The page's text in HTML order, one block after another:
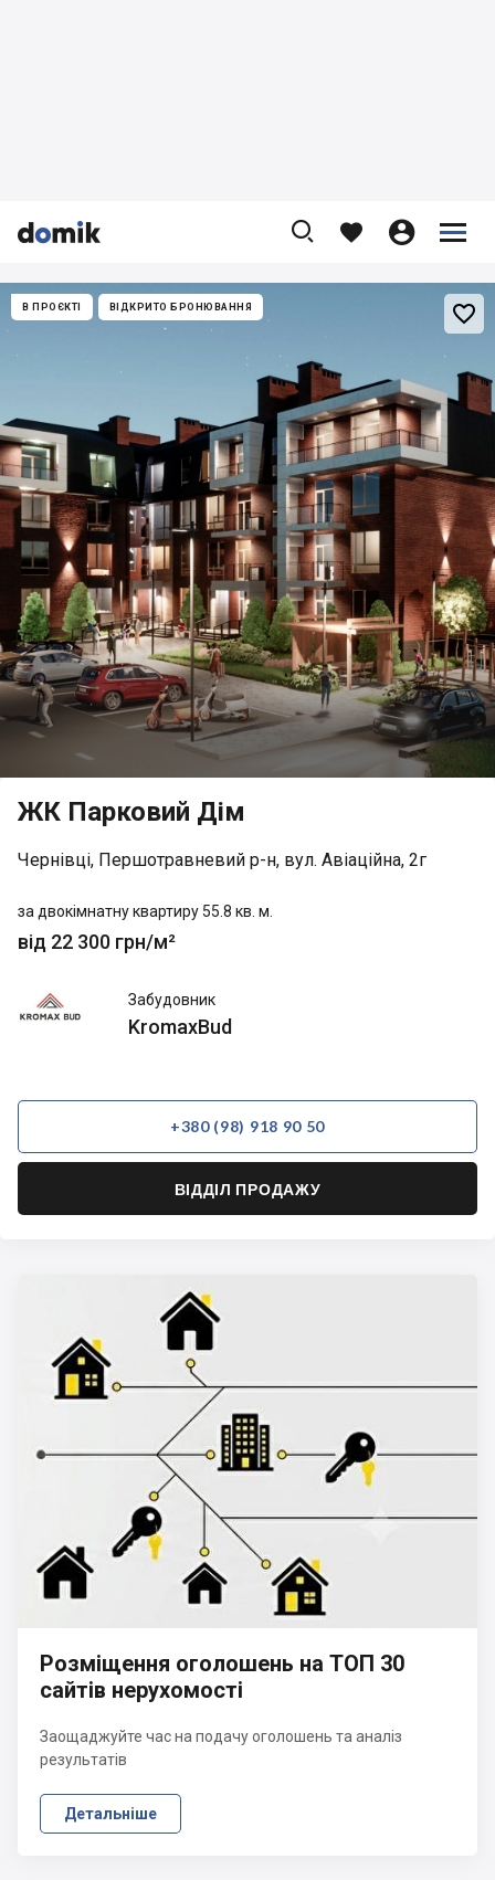


    


В ПРОЄКТІ ВІДКРИТО БРОНЮВАННЯ 
ЖК Парковий Дім
Чернівці, Першотравневий р-н, вул. Авіаційна, 2г
за двокімнатну квартиру 55.8 кв. м.
від 22 300 грн/м²
KromaxBud Забудовник
KromaxBud
+380 (98) 918 90 50
ВІДДІЛ ПРОДАЖУ
Розміщення оголошень на ТОП 30
сайтів нерухомості
Заощаджуйте час на подачу оголошень та аналіз
результатів
Детальніше